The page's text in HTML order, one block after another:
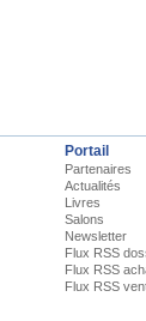
Portail
Partenaires
Actualités
Livres
Salons
Newsletter
Flux RSS
Flux RSS
Flux RSS